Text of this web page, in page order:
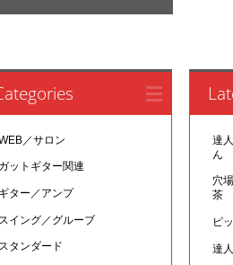
／サロン
ガットギター関連
ギター／アンプ
スイング／グルーブ
スタンダード
達
ん
穴
茶
ピ
達